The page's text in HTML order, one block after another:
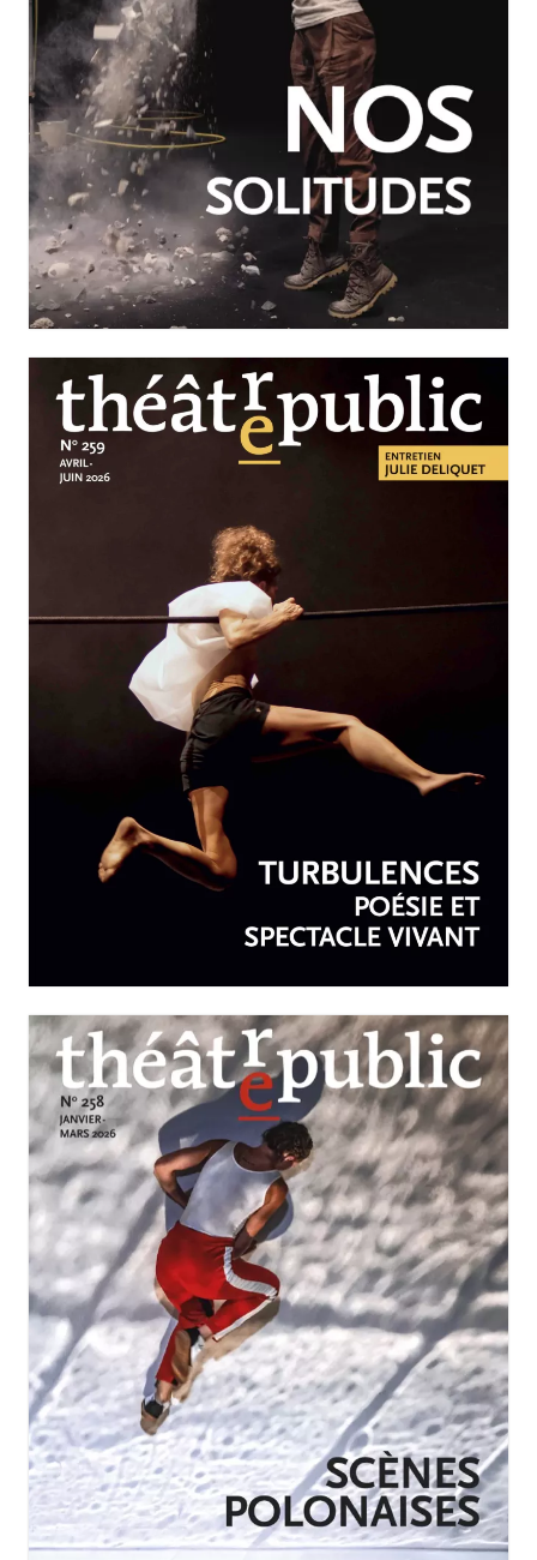
JUILLET-SEPTEMBRE 2026
N°260
Nos solitudes
AVRIL-JUIN 2026
N°259
Turbulences : poésie et
spectacle vivant
JANVIER-MARS 2026
N°258